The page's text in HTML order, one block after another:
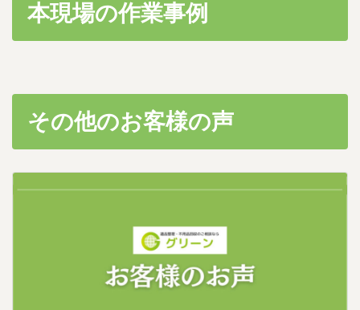
本現場の作業事例
その他のお客様の声